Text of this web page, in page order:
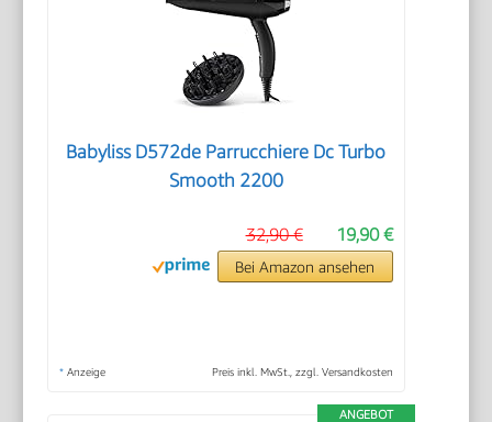
Babyliss D572de Parrucchiere Dc Turbo
Smooth 2200
19,90 €
32,90 €
Bei Amazon ansehen
* Anzeige Preis inkl. MwSt., zzgl. Versandkosten
ANGEBOT